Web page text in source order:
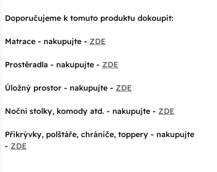
Doporučujeme k tomuto produktu dokoupit:
Matrace - nakupujte - ZDE
Prostěradla - nakupujte - ZDE
Úložný prostor - nakupujte - ZDE
Noční stolky, komody atd. - nakupujte - ZDE
Přikrývky, polštáře, chrániče, toppery - nakupujte
- ZDE